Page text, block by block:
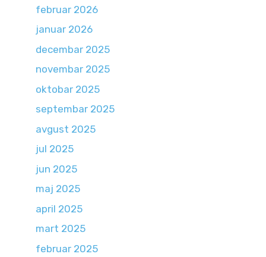
februar 2026
januar 2026
decembar 2025
novembar 2025
oktobar 2025
septembar 2025
avgust 2025
jul 2025
jun 2025
maj 2025
april 2025
mart 2025
februar 2025